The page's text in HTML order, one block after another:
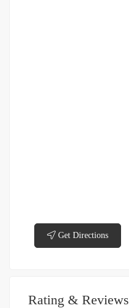
Get Directions
Rating & Reviews